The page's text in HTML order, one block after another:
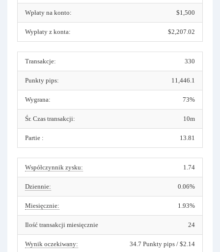
Wpłaty na konto: $1,500
Wypłaty z konta: $2,207.02
Transakcje: 330
Punkty pips: 11,446.1
Wygrana: 73%
Śr. Czas transakcji: 10m
Partie : 13.81
Współczynnik zysku: 1.74
Dziennie: 0.06%
Miesięcznie: 1.93%
Ilość transakcji miesięcznie 24
Wynik oczekiwany: 34.7 Punkty pips / $2.14